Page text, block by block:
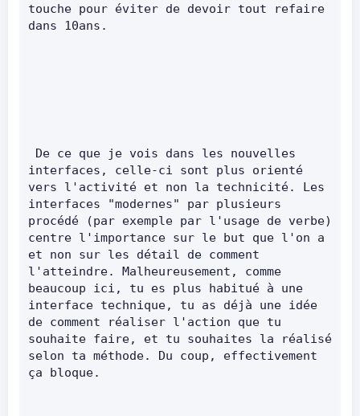
touche pour éviter de devoir tout refaire
dans 10ans.
interfaces, celle-ci sont plus orienté
vers l'activité et non la technicité. Les
interfaces "modernes" par plusieurs
procédé (par exemple par l'usage de verbe)
centre l'importance sur le but que l'on a
et non sur les détail de comment
l'atteindre. Malheureusement, comme
beaucoup ici, tu es plus habitué à une
interface technique, tu as déjà une idée
de comment réaliser l'action que tu
souhaite faire, et tu souhaites la réalisé
selon ta méthode. Du coup, effectivement
ça bloque.